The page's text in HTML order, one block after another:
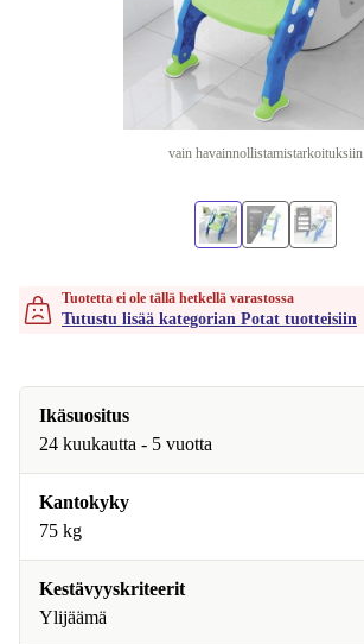
vain havainnollistamistarkoituksiin
Tuotetta ei ole tällä hetkellä varastossa
Tutustu lisää kategorian Potat tuotteisiin
Ikäsuositus
24 kuukautta - 5 vuotta
Kantokyky
75 kg
Kestävyyskriteerit
Ylijäämä